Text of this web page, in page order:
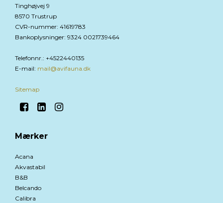
Tinghøjvej 9
8570 Trustrup
CVR-nummer: 41619783
Bankoplysninger: 9324 0021739464
Telefonnr.: +4522440135
E-mail: mail@avifauna.dk
Sitemap
Mærker
Acana
Akvastabil
B&B
Belcando
Calibra